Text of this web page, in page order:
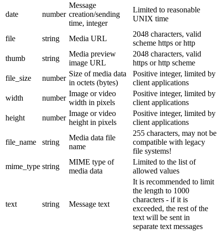
date number
Message
creation/sending
time, integer
Limited to reasonable
UNIX time
file string Media URL
2048 characters, valid
scheme https or http
thumb
string
Media preview
image URL
2048 characters, valid
https or http scheme
file_size
number
Size of media data
in octets (bytes)
Positive integer, limited by
client applications
width
number
Image or video
width in pixels
Positive integer, limited by
client applications
height
number
Image or video
height in pixels
Positive integer, limited by
client applications
file_name string
Media data file
name
255 characters, may not be
compatible with legacy
file systems!
mime_type string
MIME type of
media data
Limited to the list of
allowed values
text string Message text
It is recommended to limit
the length to 1000
characters - if it is
exceeded, the rest of the
text will be sent in
separate text messages